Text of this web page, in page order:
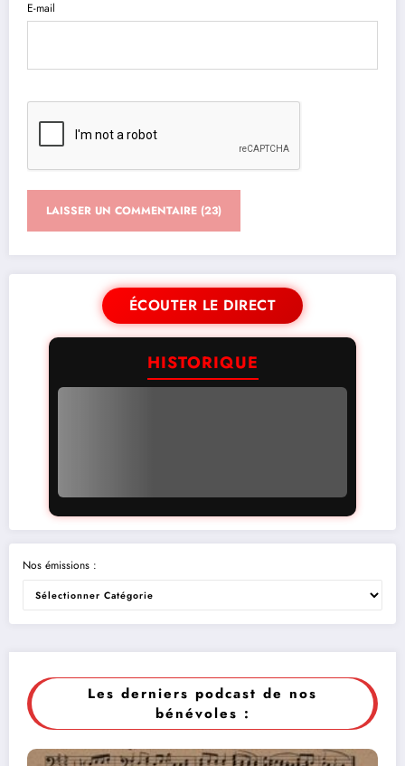
E-mail
ÉCOUTER LE DIRECT
HISTORIQUE
Nos émissions :
Les derniers podcast de nos
bénévoles :